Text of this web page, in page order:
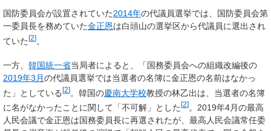
国防委員会が設置されていた2014年の代議員選挙では、国防委員会第
一委員長を務めていた金正恩は白頭山の選挙区から代議員に選出され
ていた [2] 。
一方、 韓国統一省当局者によると、「国務委員会への組織改編後の
2019年3月の代議員選挙では当選者の名簿に金正恩の名前はなかっ
た 」としている[2]。韓国の慶南大学校教授の林乙出は、当選者の名簿
に名がなかったことに関して「不可解」とした [2] 。2019年4月の最高
人民会議で金正恩は国務委員長に再選されたが、最高人民会議常任委